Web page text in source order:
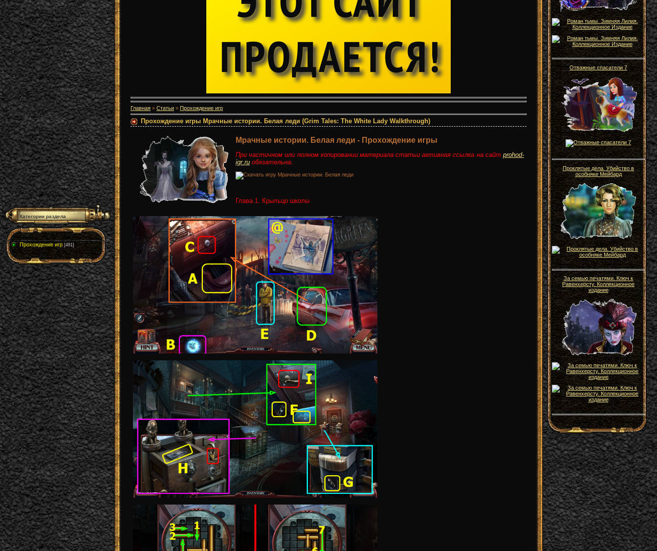
Категории раздела
Прохождение игр [481]
Главная » Статьи » Прохождение игр
Прохождение игры Мрачные истории. Белая леди (Grim Tales: The White Lady Walkthrough)
Мрачные истории. Белая леди - Прохождение игры
При частичном или полном копировании материала статьи активная ссылка на сайт prohod-
igr.ru обязательна.
Глава 1. Крыльцо школы
Отважные спасатели 7
Проклятые дела. Убийство в
особняке Мейбард
За семью печатями. Ключ к
Равенхерсту. Коллекционное
издание